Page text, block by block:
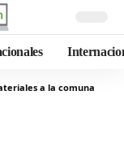
a la comuna